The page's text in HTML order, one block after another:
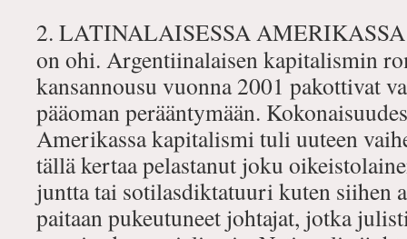
2. LATINALAISESSA AMERIKASSA
on ohi. Argentiinalaisen kapitalismin
kansannousu vuonna 2001 pakottivat
pääoman perääntymään.
Amerikassa kapitalismi tuli uuteen
tällä kertaa pelastanut joku
juntta tai sotilasdiktatuuri kuten siihen
paitaan pukeutuneet johtajat, jotka